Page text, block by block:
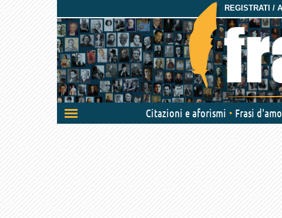
REGISTRATI /
Attiva/disattiva
navigazione
Citazioni e aforismi Frasi